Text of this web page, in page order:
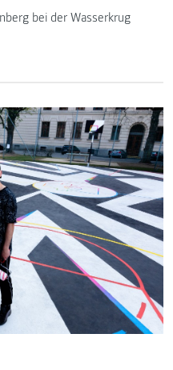
bei der Wasserkrug